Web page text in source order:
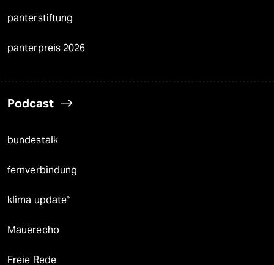
panterstiftung
panterpreis 2026
Podcast
bundestalk
fernverbindung
klima update°
Mauerecho
Freie Rede